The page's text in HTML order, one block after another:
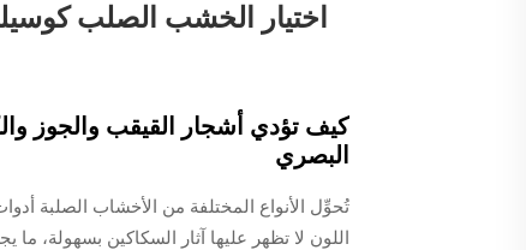
اختيار الخشب الصلب
كيف تؤدي أشجار القيقب والجوز
البصري
تُحوِّل الأنواع المختلفة من الأخشاب الصلبة
اللون لا تظهر عليها آثار السكاكين بسهولة،